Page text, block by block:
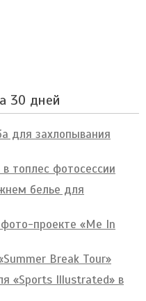
30 дней
для захлопывания
топлес фотосессии
белье для
проекте «Me In
Break Tour»
«Sports Illustrated» в